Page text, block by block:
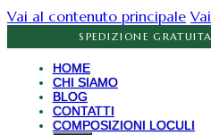
Vai al contenuto principale
SPEDIZIONE
HOME
CHI SIAMO
BLOG
CONTATTI
COMPOSIZIONI LOCULI